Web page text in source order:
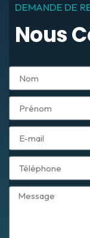
DEMANDE DE
Nous